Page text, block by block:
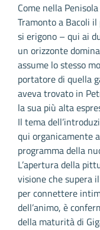
Come nella
Tramonto a Bacoli
si erigono – qui ai
un orizzonte
assume lo stesso
portatore di quella
aveva trovato in
la sua più alta
Il tema
qui organicamente
programma della
L’apertura della
visione che supera
per connettere
dell’animo, è
della maturità di